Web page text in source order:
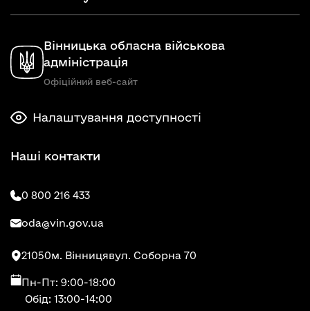
Вінницька обласна військова
адміністрація
Офіційний веб-сайт
Налаштування доступності
Наші контакти
0 800 216 433
oda@vin.gov.ua
21050м. Вінницявул. Соборна 70
Пн-Пт: 9:00-18:00
Обід: 13:00-14:00